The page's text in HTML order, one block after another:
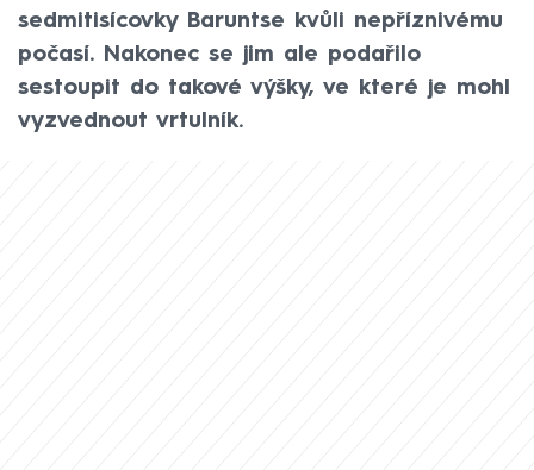
sedmitisícovky Baruntse kvůli nepříznivému
počasí. Nakonec se jim ale podařilo
sestoupit do takové výšky, ve které je mohl
vyzvednout vrtulník.